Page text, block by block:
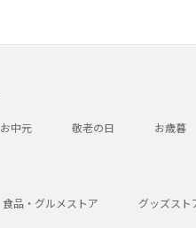
お中元 敬老の日 お歳暮
食品・グルメストア グッズスト